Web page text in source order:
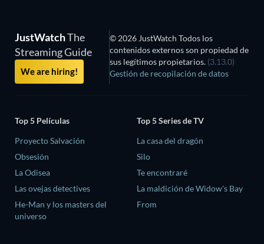
JustWatchThe
Streaming Guide
We are hiring!
© 2026 JustWatch Todos los
contenidos externos son propiedad de
sus legítimos propietarios. (3.13.0)
Gestión de recopilación de datos
Top 5 Películas
Proyecto Salvación
Obsesión
La Odisea
Las ovejas detectives
He-Man y los masters del
universo
Top 5 Series de TV
La casa del dragón
Silo
Te encontraré
La maldición de Widow's Bay
From